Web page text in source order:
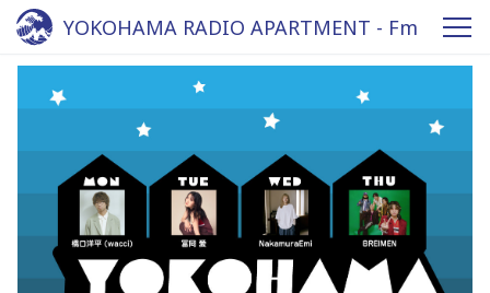
YOKOHAMA RADIO APARTMENT - Fm
yokohama 84.7